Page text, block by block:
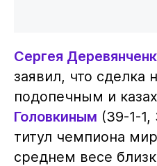
Сергея
заявил, что сделка
подопечным и
Головкиным (39-1-
титул чемпиона
среднем весе